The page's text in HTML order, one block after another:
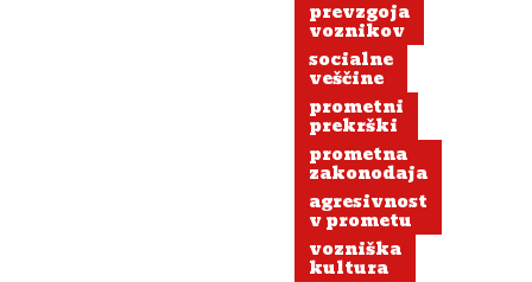
prevzgoja
voznikov
socialne
veščine
prometni
prekrški
prometna
zakonodaja
agresivnost
v prometu
vozniška
kultura